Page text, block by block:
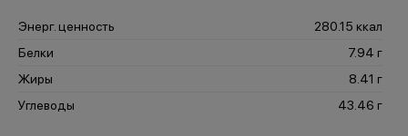
Энерг. ценность
280.15 ккал
Белки
7.94 г
Жиры
8.41 г
Углеводы
43.46 г